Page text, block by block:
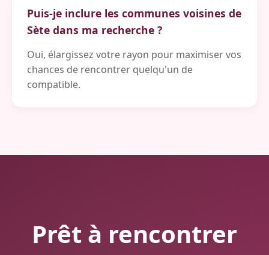
Puis-je inclure les communes voisines de
Sète dans ma recherche ?
Oui, élargissez votre rayon pour maximiser vos
chances de rencontrer quelqu'un de
compatible.
Prêt à rencontrer